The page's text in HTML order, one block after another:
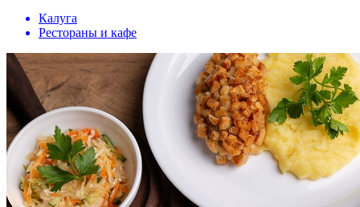
Калуга
Рестораны и кафе